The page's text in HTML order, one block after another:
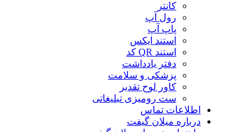
کانتر
رول آپ
پاپ آپ
استند ایکس
استند QR کد
دفتر یادداشت
پزشکی و سلامت
کاور لوح تقدیر
ست رومیزی تبلیغاتی
اطلاعات تماس
درباره میلان گیفت